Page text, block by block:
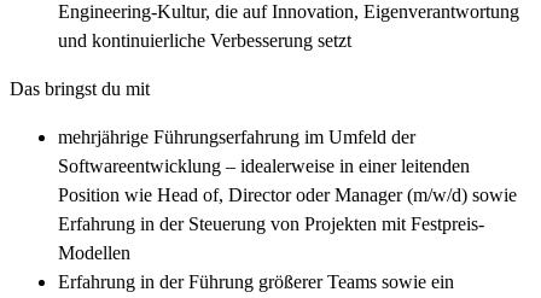
Engineering-Kultur, die auf Innovation, Eigenverantwortung
und kontinuierliche Verbesserung setzt
Das bringst du mit
mehrjährige Führungserfahrung im Umfeld der
Softwareentwicklung – idealerweise in einer leitenden
Position wie Head of, Director oder Manager (m/w/d) sowie
Erfahrung in der Steuerung von Projekten mit Festpreis-
Modellen
Erfahrung in der Führung größerer Teams sowie ein